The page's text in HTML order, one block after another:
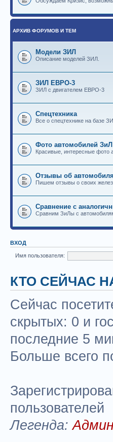
АРХИВ ФОРУМОВ И ТЕМ
Модели ЗИЛ
Описание моделей ЗИЛ.
ЗИЛ ЕВРО-3
ЗИЛ с двигателем ЕВРО-3
Спецтехника
Все о спецтехнике на базе
Фото автомобилей ЗиЛ
Красивые, интересные фото
Отзывы об
Пишем отзывы о своих
Сравнение с
Сравним ЗиЛы с
ВХОД
Имя пользователя:
КТО СЕЙЧАС
Сейчас
скрытых: 0 и
последние 5
Больше всего
пользователей
Легенда: